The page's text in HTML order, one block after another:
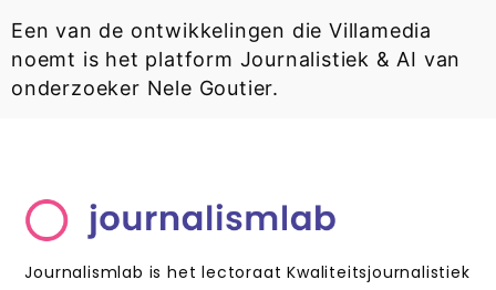
Een van de ontwikkelingen die Villamedia
noemt is het platform Journalistiek & AI van
onderzoeker Nele Goutier.
Journalismlab is het lectoraat Kwaliteitsjournalistiek